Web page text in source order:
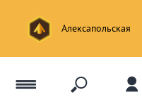
Алексапольская